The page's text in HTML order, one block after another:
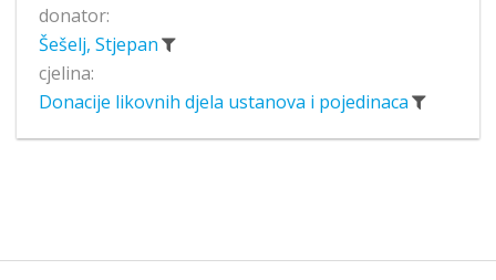
donator:
Šešelj, Stjepan
cjelina:
Donacije likovnih djela ustanova i pojedinaca